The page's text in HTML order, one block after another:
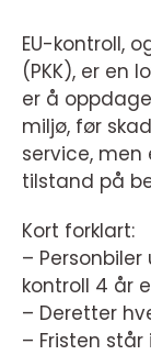
EU-kontroll,
(PKK), er en
er å
miljø, før
service, men
tilstand på
Kort forklart:
–
kontroll 4 år
– Deretter
– Fristen